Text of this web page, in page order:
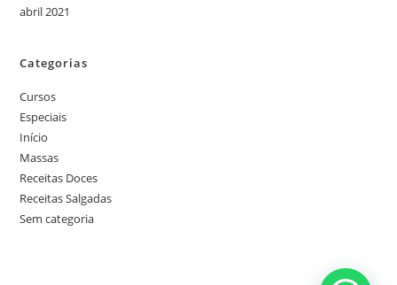
abril 2021
Categorias
Cursos
Especiais
Início
Massas
Receitas Doces
Receitas Salgadas
Sem categoria